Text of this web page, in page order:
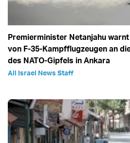
Premierminister Netanjahu
von F-35-Kampfflugzeugen an
des NATO-Gipfels in Ankara
All Israel News Staff